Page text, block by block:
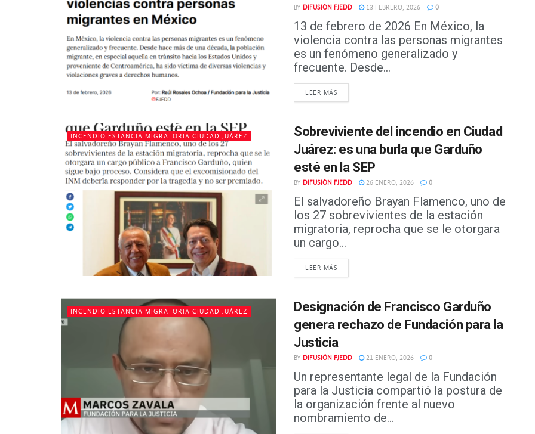
BY DIFUSIÓN FJEDD 13 FEBRERO, 2026 0
13 de febrero de 2026 En México, la
violencia contra las personas migrantes
es un fenómeno generalizado y
frecuente. Desde...
LEER MÁS
INCENDIO ESTANCIA MIGRATORIA CIUDAD JUÁREZ
Sobreviviente del incendio en Ciudad
Juárez: es una burla que Garduño
esté en la SEP
BY DIFUSIÓN FJEDD 26 ENERO, 2026 0
El salvadoreño Brayan Flamenco, uno de
los 27 sobrevivientes de la estación
migratoria, reprocha que se le otorgara
un cargo...
LEER MÁS
INCENDIO ESTANCIA MIGRATORIA CIUDAD JUÁREZ
Designación de Francisco Garduño
genera rechazo de Fundación para la
Justicia
BY DIFUSIÓN FJEDD 21 ENERO, 2026 0
Un representante legal de la Fundación
para la Justicia compartió la postura de
la organización frente al nuevo
nombramiento de...